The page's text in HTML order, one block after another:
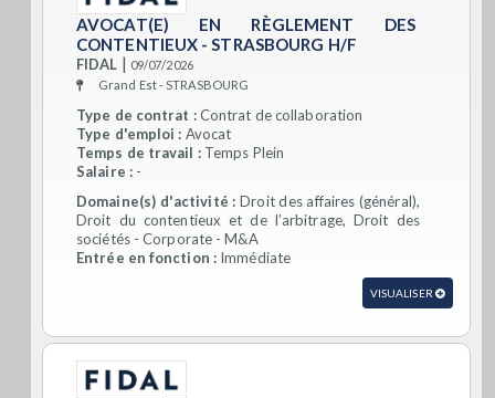
AVOCAT(E) EN RÈGLEMENT DES
CONTENTIEUX - STRASBOURG H/F
FIDAL | 09/07/2026
Grand Est - STRASBOURG
Type de contrat :Contrat de collaboration
Type d'emploi : Avocat
Temps de travail :Temps Plein
Salaire :-
Domaine(s) d'activité : Droit des affaires (général),
Droit du contentieux et de l’arbitrage, Droit des
sociétés - Corporate - M&A
Entrée en fonction : Immédiate
VISUALISER